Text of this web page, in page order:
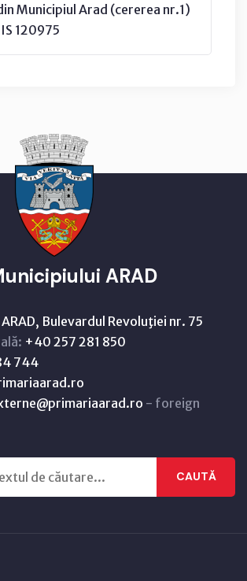
Municipiul Arad (cererea nr.1)
120975
ARAD
Bulevardul Revoluţiei nr. 75
+40 257 281 850
744
- foreign
CAUTĂ